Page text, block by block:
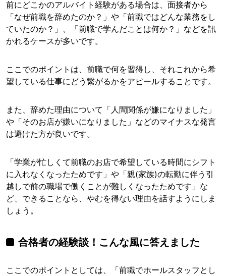
前にどこかのアルバイト経験がある場合は、面接者から
「なぜ前職を辞めたのか？」や「前職ではどんな業務をし
ていたのか？」、「前職で学んだことは何か？」などを訊
かれるケースが多いです。
ここでのポイントは、前職で何を習得し、それこれから希
望している仕事にどう繋がるかをアピールすることです。
また、辞めた理由について「人間関係が嫌になりました」
や「そのお店が嫌いになりました」などのマイナスな発言
は避けた方が良いです。
「学業が忙しくて前職のお店で希望している時間にシフト
に入れなくなったためです」や「親(家族)の転勤に伴う引
越しで前の職場で働くことが難しくなったためです」な
ど、できることなら、やむを得ない理由を話すようにしま
しょう。
合格者の経験談！こんな風に答えました
ここでのポイントとしては、「前職でホールスタッフとし